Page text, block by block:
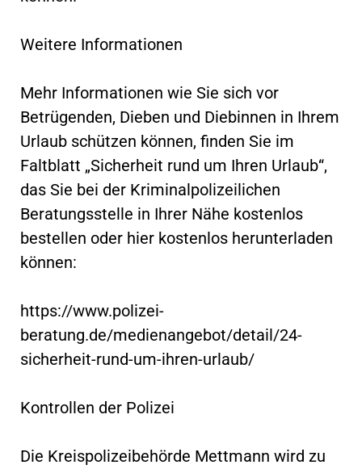
Weitere Informationen
Mehr Informationen wie Sie sich vor
Betrügenden, Dieben und Diebinnen in Ihrem
Urlaub schützen können, finden Sie im
Faltblatt „Sicherheit rund um Ihren Urlaub“,
das Sie bei der Kriminalpolizeilichen
Beratungsstelle in Ihrer Nähe kostenlos
bestellen oder hier kostenlos herunterladen
können:
https://www.polizei-
beratung.de/medienangebot/detail/24-
sicherheit-rund-um-ihren-urlaub/
Kontrollen der Polizei
Die Kreispolizeibehörde Mettmann wird zu